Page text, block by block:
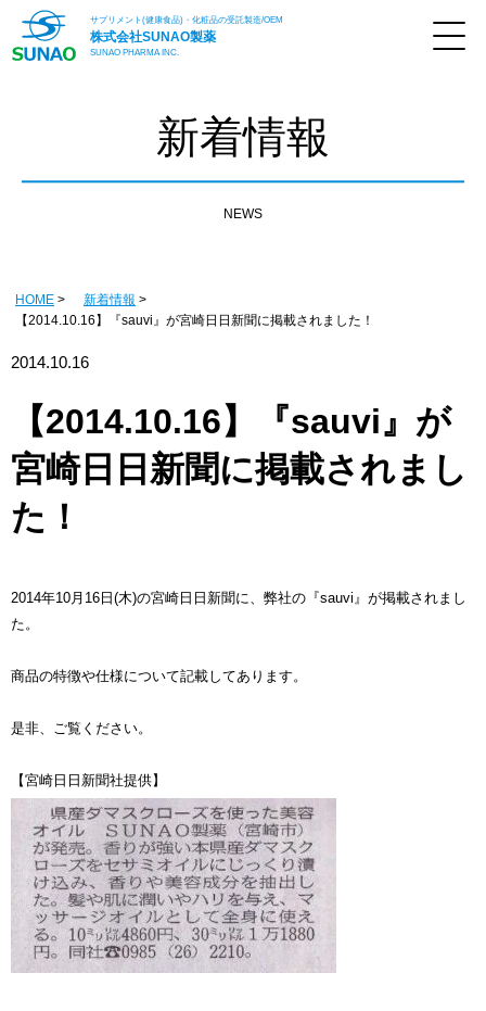
株式会社SUNAO製薬
サプリメント(健康食品)・化粧品の受託製造/OEM
SUNAO PHARMA INC.
新着情報
NEWS
HOME
新着情報
【2014.10.16】『sauvi』が宮崎日日新聞に掲載されました！
2014.10.16
【2014.10.16】『sauvi』が
宮崎日日新聞に掲載されまし
た！
2014年10月16日(木)の宮崎日日新聞に、弊社の『sauvi』が掲載されまし
た。
商品の特徴や仕様について記載してあります。
是非、ご覧ください。
【宮崎日日新聞社提供】